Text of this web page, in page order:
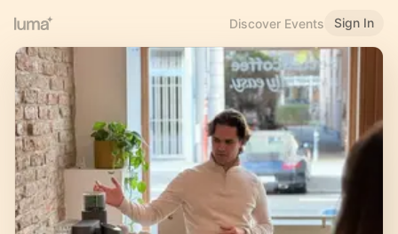
Discover Events Sign In